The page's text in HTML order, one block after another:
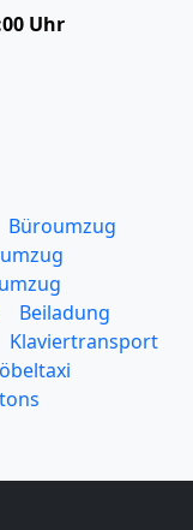
Uhr
Büroumzug
Beiladung
Klaviertransport